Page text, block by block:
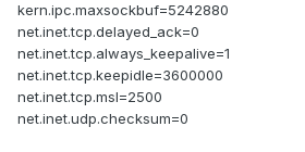
kern.ipc.maxsockbuf=5242880
net.inet.tcp.delayed_ack=0
net.inet.tcp.always_keepalive=1
net.inet.tcp.keepidle=3600000
net.inet.tcp.msl=2500
net.inet.udp.checksum=0